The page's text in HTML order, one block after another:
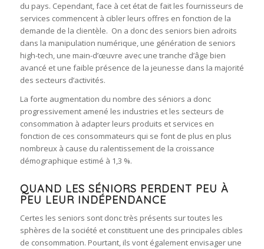
du pays. Cependant, face à cet état de fait les fournisseurs de
services commencent à cibler leurs offres en fonction de la
demande de la clientèle. On a donc des seniors bien adroits
dans la manipulation numérique, une génération de seniors
high-tech, une main-d’œuvre avec une tranche d’âge bien
avancé et une faible présence de la jeunesse dans la majorité
des secteurs d’activités.
La forte augmentation du nombre des séniors a donc
progressivement amené les industries et les secteurs de
consommation à adapter leurs produits et services en
fonction de ces consommateurs qui se font de plus en plus
nombreux à cause du ralentissement de la croissance
démographique estimé à 1,3 %.
QUAND LES SÉNIORS PERDENT PEU À
PEU LEUR INDÉPENDANCE
Certes les seniors sont donc très présents sur toutes les
sphères de la société et constituent une des principales cibles
de consommation. Pourtant, ils vont également envisager une